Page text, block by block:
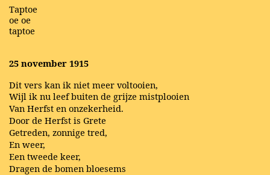
Taptoe
oe oe
taptoe
25 november 1915
Dit vers kan ik niet meer voltooien,
Wijl ik nu leef buiten de grijze mistplooien
Van Herfst en onzekerheid.
Door de Herfst is Grete
Getreden, zonnige tred,
En weer,
Een tweede keer,
Dragen de bomen bloesems